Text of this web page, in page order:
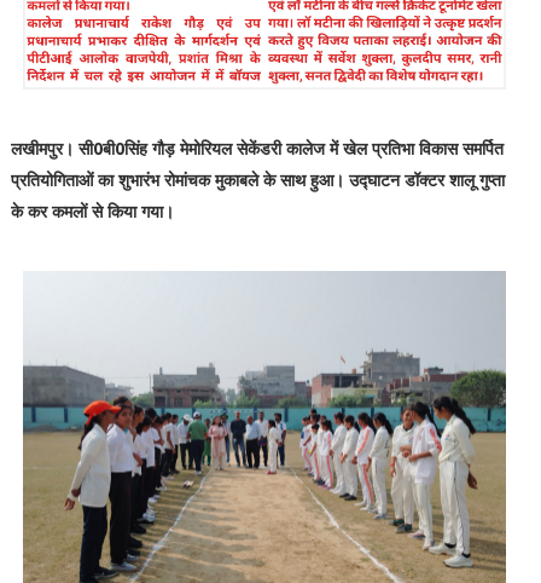
लखीमपुर। सी0बी0सिंह गौड़ मेमोरियल सेकेंडरी कालेज में खेल प्रतिभा विकास समर्पित
प्रतियोगिताओं का शुभारंभ रोमांचक मुकाबले के साथ हुआ। उद्घाटन डॉक्टर शालू गुप्ता
के कर कमलों से किया गया।